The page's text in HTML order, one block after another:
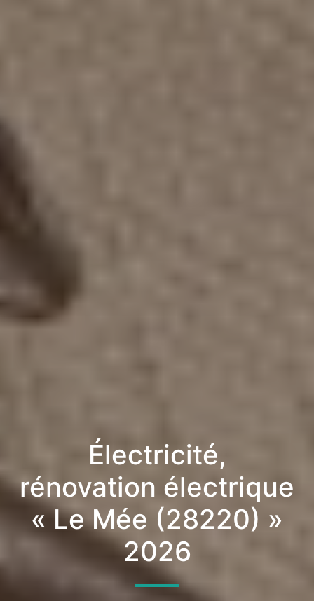
Électricité,
rénovation électrique
« Le Mée (28220) »
2026